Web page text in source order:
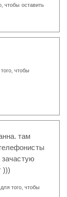
чтобы оставить
чтобы
там
зачастую
)))
для того, чтобы